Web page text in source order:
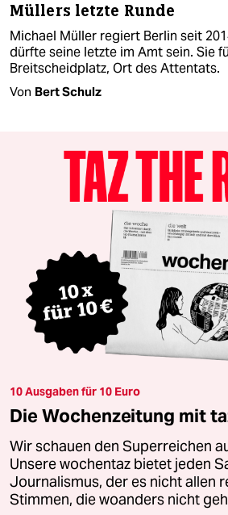
Müllers letzte Runde
Michael Müller regiert Berlin seit
dürfte seine letzte im Amt sein. Sie
Breitscheidplatz, Ort des Attentats.
Von Bert Schulz
10 Ausgaben für 10 Euro
Die Wochenzeitung mit
Wir schauen den Superreichen
Unsere wochentaz bietet jeden
Journalismus, der es nicht allen
Stimmen, die woanders nicht